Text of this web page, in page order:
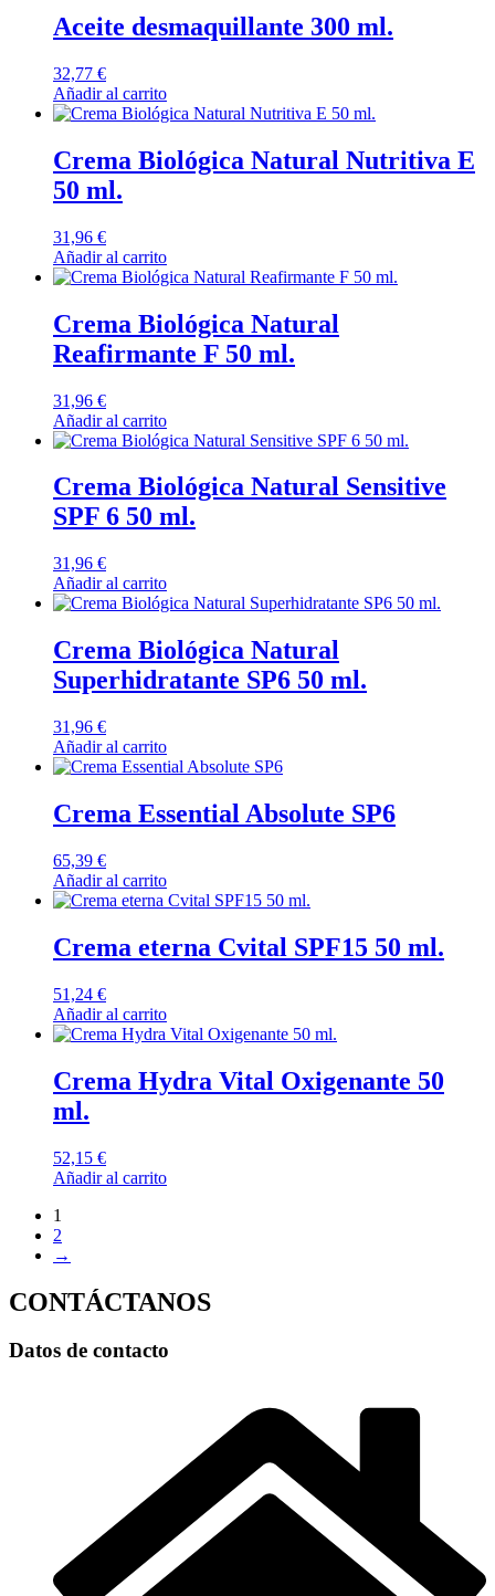
Aceite desmaquillante 300 ml.
32,77 €
Añadir al carrito
Crema Biológica Natural Nutritiva E
50 ml.
31,96 €
Añadir al carrito
Crema Biológica Natural
Reafirmante F 50 ml.
31,96 €
Añadir al carrito
Crema Biológica Natural Sensitive
SPF 6 50 ml.
31,96 €
Añadir al carrito
Crema Biológica Natural
Superhidratante SP6 50 ml.
31,96 €
Añadir al carrito
Crema Essential Absolute SP6
65,39 €
Añadir al carrito
Crema eterna Cvital SPF15 50 ml.
51,24 €
Añadir al carrito
Crema Hydra Vital Oxigenante 50
ml.
52,15 €
Añadir al carrito
1
2
→
CONTÁCTANOS
Datos de contacto